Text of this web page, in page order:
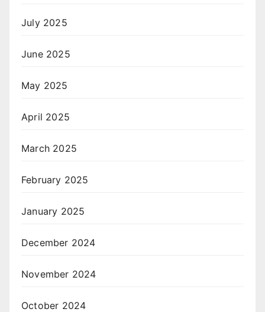
July 2025
June 2025
May 2025
April 2025
March 2025
February 2025
January 2025
December 2024
November 2024
October 2024